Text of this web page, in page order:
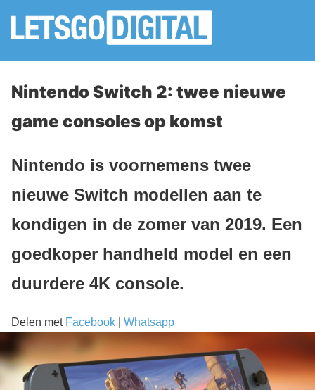
Nintendo Switch 2: twee nieuwe
game consoles op komst
Nintendo is voornemens twee
nieuwe Switch modellen aan te
kondigen in de zomer van 2019. Een
goedkoper handheld model en een
duurdere 4K console.
Delen met Facebook Whatsapp